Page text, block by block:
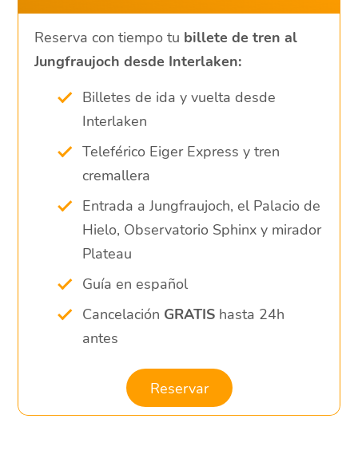
Reserva con tiempo tu billete de tren al
Jungfraujoch desde Interlaken:
Billetes de ida y vuelta desde
Interlaken
Teleférico Eiger Express y tren
cremallera
Entrada a Jungfraujoch, el Palacio de
Hielo, Observatorio Sphinx y mirador
Plateau
Guía en español
Cancelación GRATIShasta 24h
antes
Reservar